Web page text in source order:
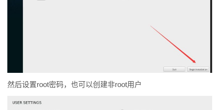
然后设置root密码，也可以创建非root用户